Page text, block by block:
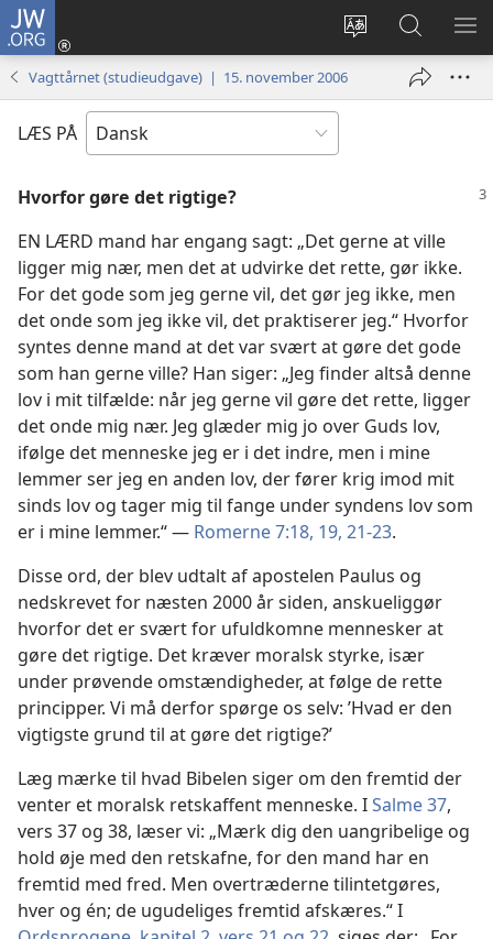
JW.ORG
Vælg
Log
på
vindue)
Søg
på
JW.ORG
VIS
Vagttårnet (studieudgave) | 15. november 2006
LÆS PÅ
Hvorfor gøre det rigtige?
EN LÆRD mand har engang sagt: „Det gerne at ville
ligger mig nær, men det at udvirke det rette, gør ikke.
For det gode som jeg gerne vil, det gør jeg ikke, men
det onde som jeg ikke vil, det praktiserer jeg.“ Hvorfor
syntes denne mand at det var svært at gøre det gode
som han gerne ville? Han siger: „Jeg finder altså denne
lov i mit tilfælde: når jeg gerne vil gøre det rette, ligger
det onde mig nær. Jeg glæder mig jo over Guds lov,
ifølge det menneske jeg er i det indre, men i mine
lemmer ser jeg en anden lov, der fører krig imod mit
sinds lov og tager mig til fange under syndens lov som
er i mine lemmer.“ — Romerne 7:18, 19, 21-23.
Disse ord, der blev udtalt af apostelen Paulus og
nedskrevet for næsten 2000 år siden, anskueliggør
hvorfor det er svært for ufuldkomne mennesker at
gøre det rigtige. Det kræver moralsk styrke, især
under prøvende omstændigheder, at følge de rette
principper. Vi må derfor spørge os selv: ’Hvad er den
vigtigste grund til at gøre det rigtige?’
Læg mærke til hvad Bibelen siger om den fremtid der
venter et moralsk retskaffent menneske. ISalme 37,
vers 37 og 38, læser vi: „Mærk dig den uangribelige og
hold øje med den retskafne, for den mand har en
fremtid med fred. Men overtræderne tilintetgøres,
hver og én; de ugudeliges fremtid afskæres.“ I